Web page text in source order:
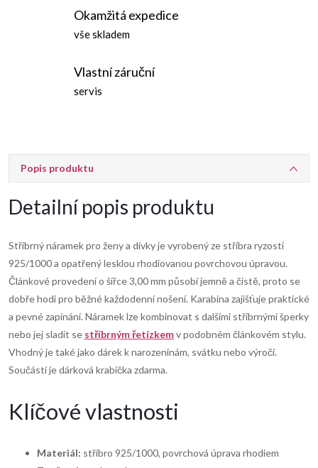
Okamžitá expedice
vše skladem
Vlastní záruční
servis
Popis produktu
Detailní popis produktu
Stříbrný náramek pro ženy a dívky je vyrobený ze stříbra ryzosti
925/1000 a opatřený lesklou rhodiovanou povrchovou úpravou.
Článkové provedení o šířce 3,00 mm působí jemně a čistě, proto se
dobře hodí pro běžné každodenní nošení. Karabina zajišťuje praktické
a pevné zapínání. Náramek lze kombinovat s dalšími stříbrnými šperky
nebo jej sladit se stříbrným řetízkemv podobném článkovém stylu.
Vhodný je také jako dárek k narozeninám, svátku nebo výročí.
Součástí je dárková krabička zdarma.
Klíčové vlastnosti
Materiál: stříbro 925/1000, povrchová úprava rhodiem